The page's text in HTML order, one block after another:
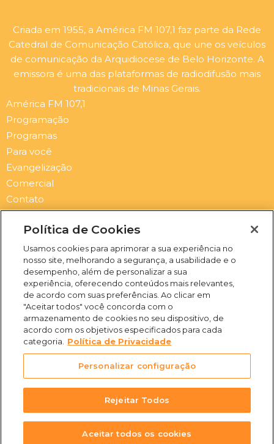
Criada em 1955, a América FM 107,1 faz parte da Rede
Catedral de Comunicação Católica, que une os veículos
de comunicação da Arquidiocese de Belo Horizonte. A
emissora é uma das plataformas de radiodifusão mais
tradicionais de Minas Gerais.
América FM 107,1
Programação
Programas
Para você
Evangelização
Comercial
Contato
Newsletter
Submit
F
a
c
e
b
o
o
k
f
Y
o
u
t
u
b
e
S
p
o
t
i
f
y
(31) 3469-2500
Rua Campo Verde, 103 -
Juliana, Belo Horizonte -
MG, 31744-513
Política de Cookies
Usamos cookies para aprimorar a sua experiência no
nosso site, melhorando a segurança, a usabilidade e o
desempenho, além de personalizar a sua
experiência, oferecendo conteúdos mais relevantes,
de acordo com suas preferências. Ao clicar em
"Aceitar todos" você concorda com o
armazenamento de cookies no seu dispositivo, de
acordo com os objetivos especificados para cada
categoria. Política de Privacidade
Personalizar configuração
Rejeitar Todos
Aceitar todos os cookies